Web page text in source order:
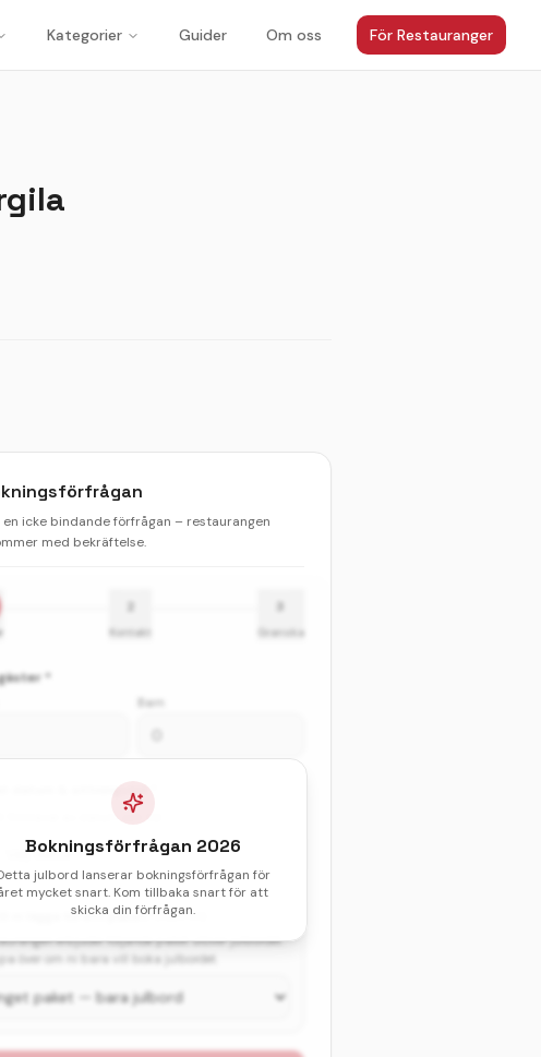
Kategorier Guider Om oss För Restauranger
en icke bindande förfrågan – restaurangen
med bekräftelse.
Kontakt
3
Granska
*
Barn
datum & sittningstid *
förstaval av datum och tid.
Välj datum
Vill ni lägga till ett paket?(valfritt)
erbjuder följande paket utöver julbordet.
över om ni bara vill boka julbordet.
Bokningsförfrågan 2026
julbord lanserar bokningsförfrågan för
mycket snart. Kom tillbaka snart för att
skicka din förfrågan.